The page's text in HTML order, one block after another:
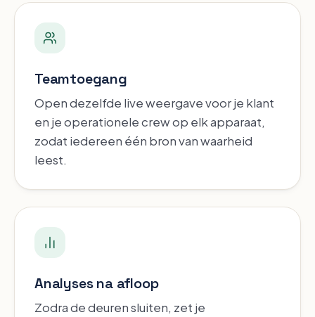
Teamtoegang
Open dezelfde live weergave voor je klant
en je operationele crew op elk apparaat,
zodat iedereen één bron van waarheid
leest.
Analyses na afloop
Zodra de deuren sluiten, zet je